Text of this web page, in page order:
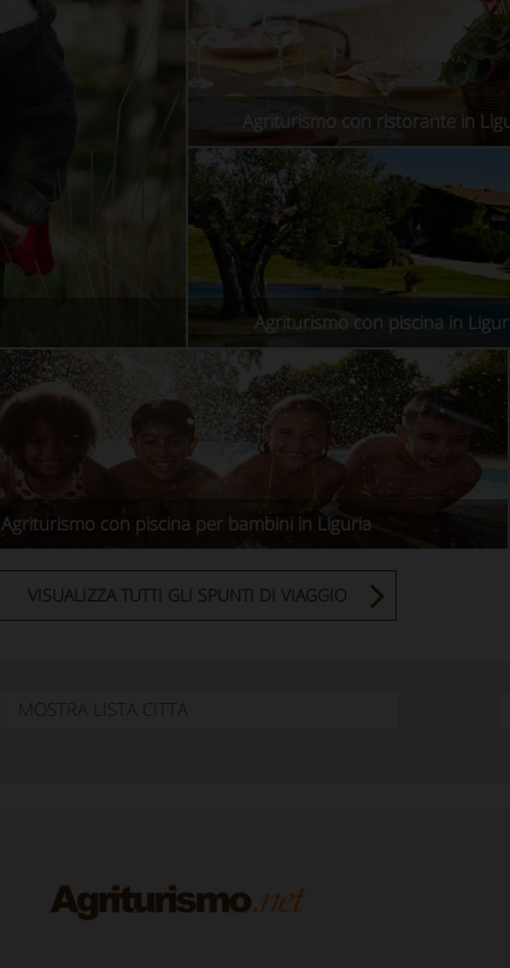
Agriturismo con ristorante in
Agriturismo con piscina in
Agriturismo con piscina per bambini in Liguria
VISUALIZZA TUTTI GLI SPUNTI DI VIAGGIO
MOSTRA LISTA CITTA